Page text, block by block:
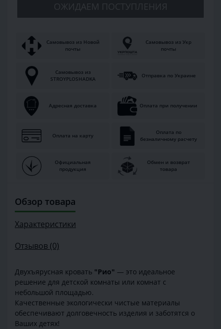
ОЖИДАЕМ ПОСТУПЛЕНИЯ
Самовывоз из Новой
почты
Самовывоз из Укр
почты
Самовывоз из
STROYPLOSHADKA
Отправка по Украине
Адресная доставка Оплата при получении
Оплата на карту
Оплата по
безналичному расчету
Официальная
продукция
Обмен и возврат
товара
Обзор товара
Характеристики
Отзывов (0)
Двухъярусная кровать "Рио" — это идеальное
решение для детской комнаты или комнат с
небольшой площадью.
Качественные экологически чистые материалы
обеспечивают долговечность изделия и заботятся о
Ваших детях!